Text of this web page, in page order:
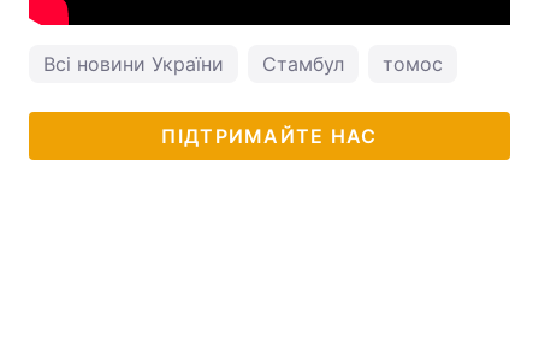
Всі новини України Стамбул томос
ПІДТРИМАЙТЕ НАС